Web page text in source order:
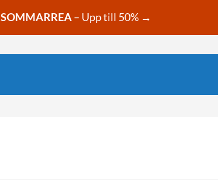
SOMMARREA– Upp till 50% →